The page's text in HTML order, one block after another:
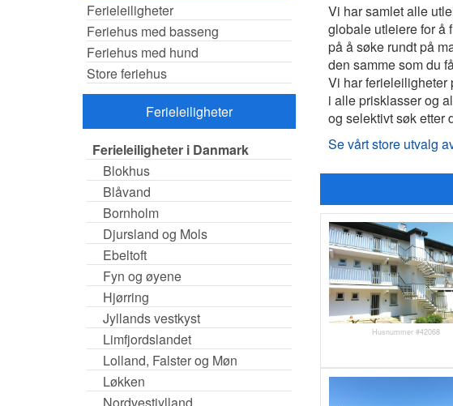
Ferieleiligheter
Feriehus med basseng
Feriehus med hund
Store feriehus
Ferieleiligheter
Ferieleiligheter i Danmark
Blokhus
Blåvand
Bornholm
Djursland og Mols
Ebeltoft
Fyn og øyene
Hjørring
Jyllands vestkyst
Limfjordslandet
Lolland, Falster og Møn
Løkken
Vi har samlet alle
globale utleiere for å
på å søke rundt på
den samme som du
Vi har ferieleiligheter
i alle prisklasser og
og selektivt søk etter
Se vårt store utvalg
Husnummer #42068